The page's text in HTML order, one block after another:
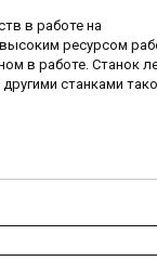
в работе на
ресурсом
в работе. Станок
станками